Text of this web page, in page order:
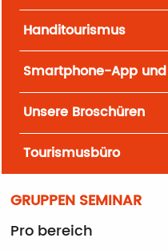
Handitourismus
Smartphone-App und
Unsere Broschüren
Tourismusbüro
GRUPPEN SEMINAR
Pro bereich